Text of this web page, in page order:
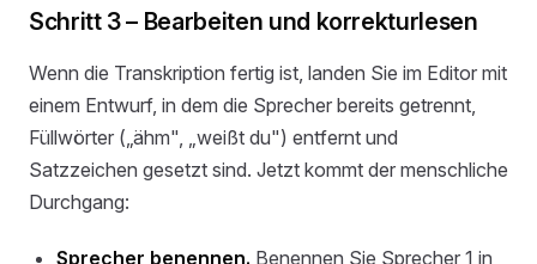
Schritt 3 – Bearbeiten und korrekturlesen
Wenn die Transkription fertig ist, landen Sie im Editor mit
einem Entwurf, in dem die Sprecher bereits getrennt,
Füllwörter („ähm", „weißt du") entfernt und
Satzzeichen gesetzt sind. Jetzt kommt der menschliche
Durchgang:
Sprecher benennen. Benennen Sie Sprecher 1 in